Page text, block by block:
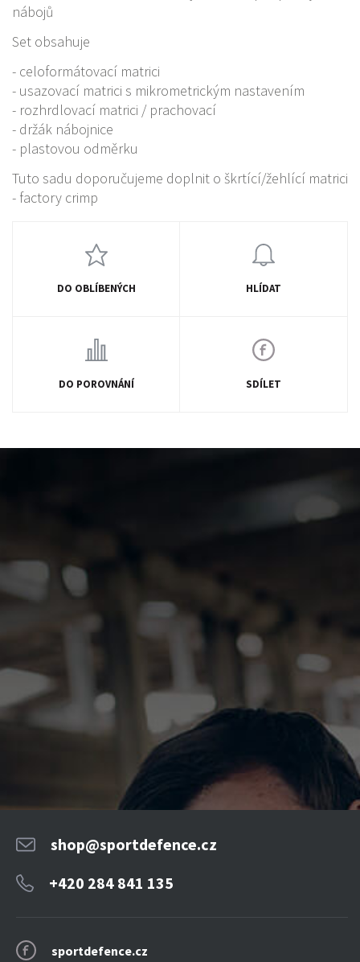
nábojů
Set obsahuje
- celoformátovací matrici
- usazovací matrici s mikrometrickým nastavením
- rozhrdlovací matrici / prachovací
- držák nábojnice
- plastovou odměrku
Tuto sadu doporučujeme doplnit o škrtící/žehlící matrici
- factory crimp
DO OBLÍBENÝCH HLÍDAT
DO POROVNÁNÍ SDÍLET
sportdefence.cz
shop@sportdefence.cz
+420 284 841 135